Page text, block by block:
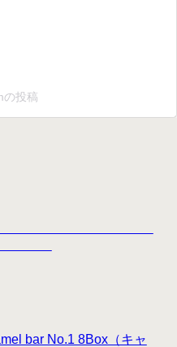
の投稿
bar No.1 8Box（キャ